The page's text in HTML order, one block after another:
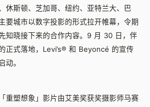
休斯顿、芝加哥、纽约、亚特兰大、巴
要城市以数字投影的形式拉开帷幕，令期
知晓接下来的合作内容。9 月 30 日，伴
正式落地，Levi’s® 和 Beyoncé 的宣传
动。
重塑想象」影片由艾美奖获奖摄影师马赛